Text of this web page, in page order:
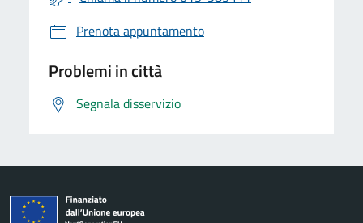
Prenota appuntamento
Problemi in città
Segnala disservizio